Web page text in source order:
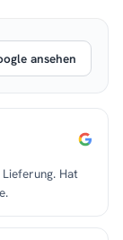
ansehen
Hat